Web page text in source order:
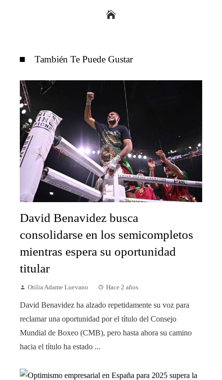
También Te Puede Gustar
David Benavidez busca
consolidarse en los semicompletos
mientras espera su oportunidad
titular
Otilia Adame Luevano Hace 2 años
David Benavidez ha alzado repetidamente su voz para
reclamar una oportunidad por el título del Consejo
Mundial de Boxeo (CMB), pero hasta ahora su camino
hacia el título ha estado ...